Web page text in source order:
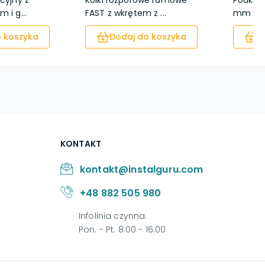
i g...
koszyka
FAST z wkrętem z ...
Dodaj do koszyka
mm 50
KONTAKT
kontakt@instalguru.com
+48 882 505 980
Infolinia czynna:
Pon. - Pt. 8:00 - 16:00